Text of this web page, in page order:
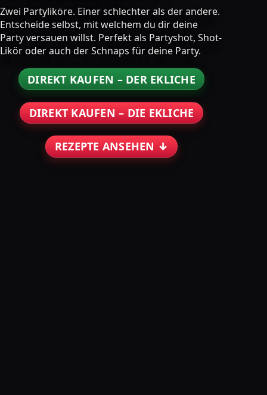
Zwei Partyliköre. Einer schlechter als der andere.
Entscheide selbst, mit welchem du dir deine
Party versauen willst. Perfekt als Partyshot, Shot-
Likör oder auch der Schnaps für deine Party.
DIREKT KAUFEN – DER EKLICHE
DIREKT KAUFEN – DIE EKLICHE
REZEPTE ANSEHEN ↓